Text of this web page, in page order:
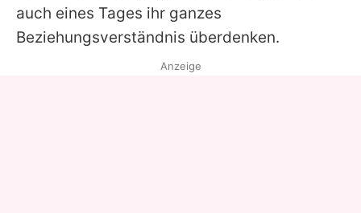
auch eines Tages ihr ganzes
Beziehungsverständnis überdenken.
Anzeige